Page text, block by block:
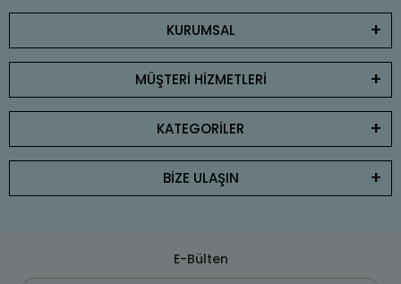
KURUMSAL
MÜŞTERİ HİZMETLERİ
KATEGORİLER
BİZE ULAŞIN
E-Bülten